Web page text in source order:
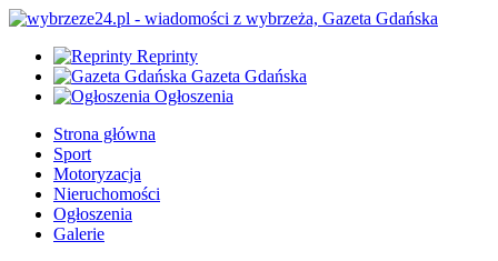
Reprinty
Gazeta Gdańska
Ogłoszenia
Strona główna
Sport
Motoryzacja
Nieruchomości
Ogłoszenia
Galerie